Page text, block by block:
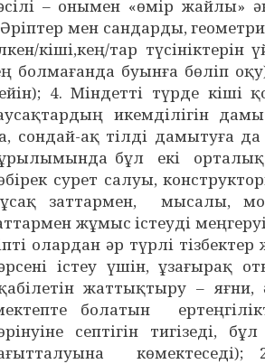
– онымен «өмір жайлы»
мен сандарды,
кіші,кең/тар түсініктерін
болмағанда буынға бөліп
4. Міндетті түрде кіші
икемділігін
сондай-ақ тілді дамытуға
бұл екі
сурет салуы,
заттармен, мысалы,
жұмыс істеуді
олардан әр түрлі
істеу үшін, ұзағырақ
жаттықтыру –
болатын
септігін тигізеді,
көмектеседі);